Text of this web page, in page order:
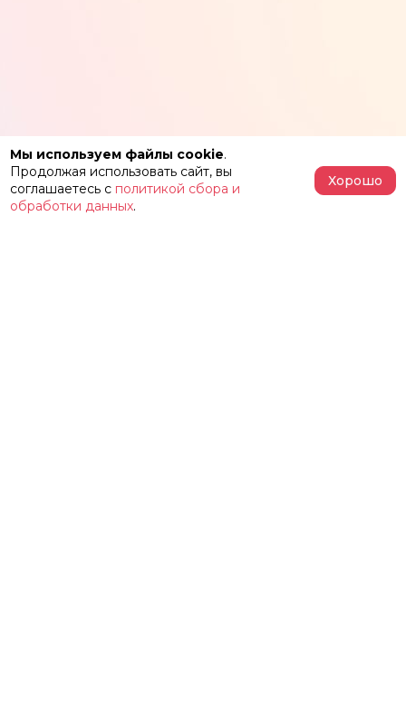
Мы используем файлы cookie.
Продолжая использовать сайт, вы
соглашаетесь с политикой сбора и
обработки данных.
Хорошо